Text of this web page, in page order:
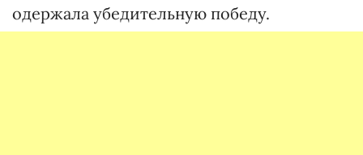
одержала убедительную победу.